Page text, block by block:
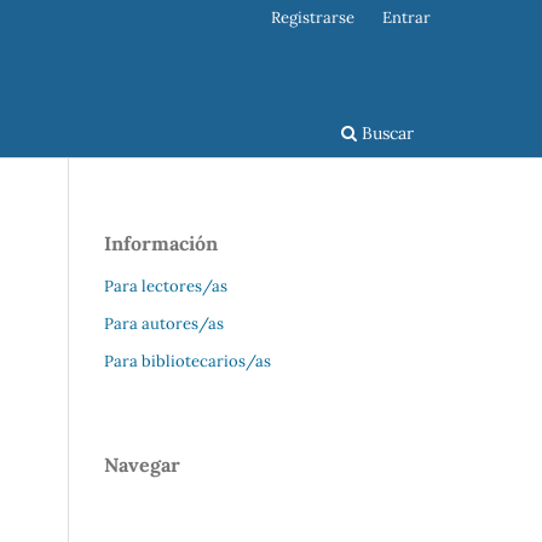
Buscar
Registrarse Entrar
Información
Para lectores/as
Para autores/as
Para bibliotecarios/as
Navegar